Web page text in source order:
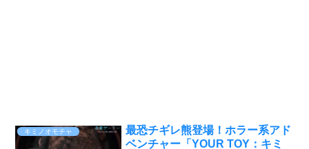
キミノオモチャ
最恐チギレ熊登場！ホラー系アド
ベンチャー「YOUR TOY：キミ